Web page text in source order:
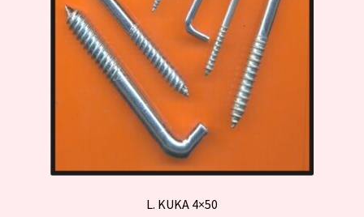
L. KUKA 4×50